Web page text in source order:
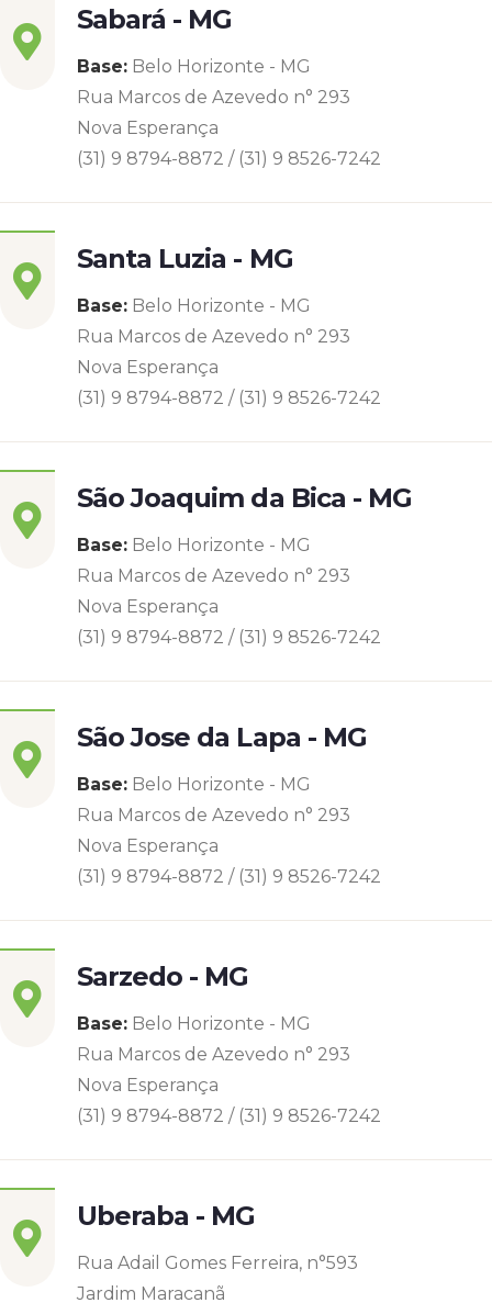
Sabará - MG
Base: Belo Horizonte - MG
Rua Marcos de Azevedo n° 293
Nova Esperança
(31) 9 8794-8872 / (31) 9 8526-7242
Santa Luzia - MG
Base: Belo Horizonte - MG
Rua Marcos de Azevedo n° 293
Nova Esperança
(31) 9 8794-8872 / (31) 9 8526-7242
São Joaquim da Bica - MG
Base: Belo Horizonte - MG
Rua Marcos de Azevedo n° 293
Nova Esperança
(31) 9 8794-8872 / (31) 9 8526-7242
São Jose da Lapa - MG
Base: Belo Horizonte - MG
Rua Marcos de Azevedo n° 293
Nova Esperança
(31) 9 8794-8872 / (31) 9 8526-7242
Sarzedo - MG
Base: Belo Horizonte - MG
Rua Marcos de Azevedo n° 293
Nova Esperança
(31) 9 8794-8872 / (31) 9 8526-7242
Uberaba - MG
Rua Adail Gomes Ferreira, n°593
Jardim Maracanã